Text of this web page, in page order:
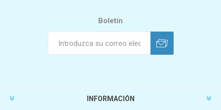
Boletín
INFORMACIÓN